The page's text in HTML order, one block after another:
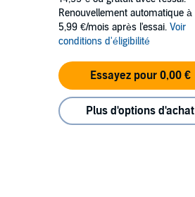
Renouvellement automatique à
5,99 €/mois après l'essai. Voir
conditions d'éligibilité
Essayez pour 0,00 €
Plus d'options d'achat